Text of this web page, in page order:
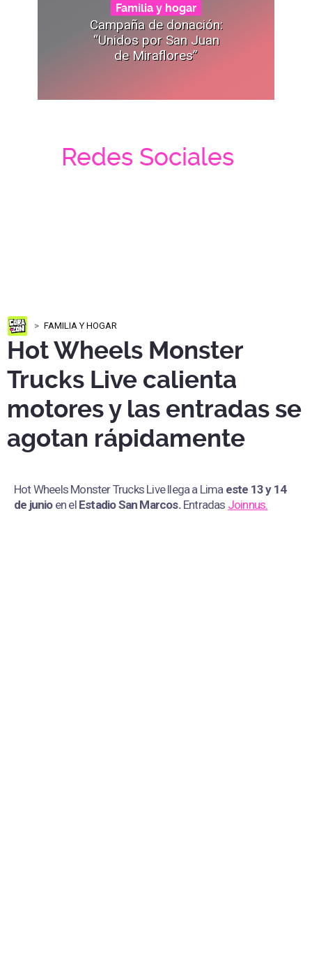
Familia y hogar
Campaña de donación:
“Unidos por San Juan
de Miraflores”
Redes Sociales
FAMILIA Y HOGAR
Hot Wheels Monster
Trucks Live calienta
motores y las entradas se
agotan rápidamente
Hot Wheels Monster Trucks Live llega a Lima este 13 y 14
de junio en elEstadio San Marcos. Entradas Joinnus.